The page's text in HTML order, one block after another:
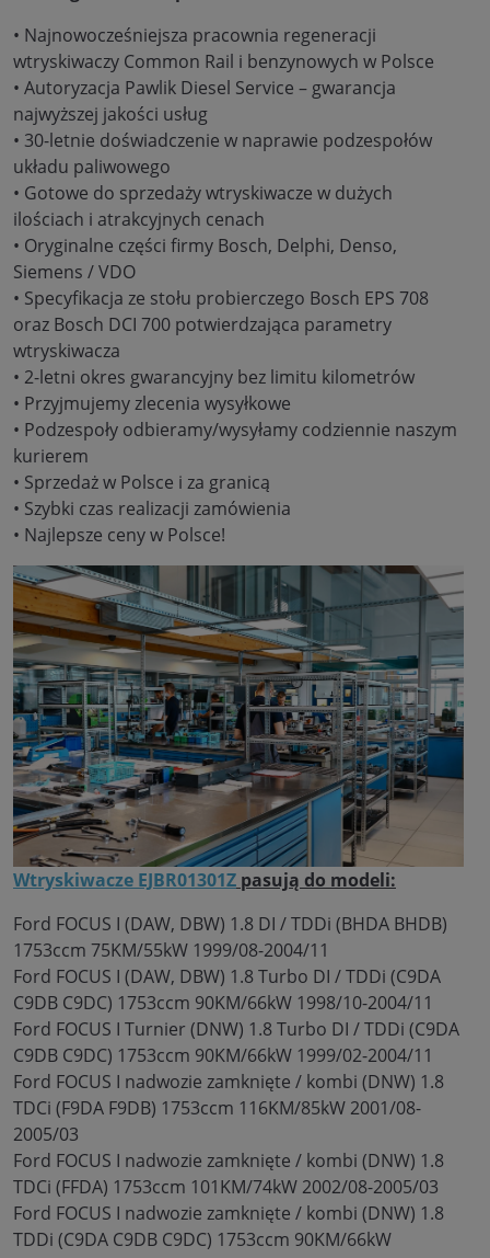
• Najnowocześniejsza pracownia regeneracji
wtryskiwaczy Common Rail i benzynowych w Polsce
• Autoryzacja Pawlik Diesel Service – gwarancja
najwyższej jakości usług
• 30-letnie doświadczenie w naprawie podzespołów
układu paliwowego
• Gotowe do sprzedaży wtryskiwacze w dużych
ilościach i atrakcyjnych cenach
• Oryginalne części firmy Bosch, Delphi, Denso,
Siemens / VDO
• Specyfikacja ze stołu probierczego Bosch EPS 708
oraz Bosch DCI 700 potwierdzająca parametry
wtryskiwacza
• 2-letni okres gwarancyjny bez limitu kilometrów
• Przyjmujemy zlecenia wysyłkowe
• Podzespoły odbieramy/wysyłamy codziennie naszym
kurierem
• Sprzedaż w Polsce i za granicą
• Szybki czas realizacji zamówienia
• Najlepsze ceny w Polsce!
Wtryskiwacze EJBR01301Z pasują do modeli:
Ford FOCUS I (DAW, DBW) 1.8 DI / TDDi (BHDA BHDB)
1753ccm 75KM/55kW 1999/08-2004/11
Ford FOCUS I (DAW, DBW) 1.8 Turbo DI / TDDi (C9DA
C9DB C9DC) 1753ccm 90KM/66kW 1998/10-2004/11
Ford FOCUS I Turnier (DNW) 1.8 Turbo DI / TDDi (C9DA
C9DB C9DC) 1753ccm 90KM/66kW 1999/02-2004/11
Ford FOCUS I nadwozie zamknięte / kombi (DNW) 1.8
TDCi (F9DA F9DB) 1753ccm 116KM/85kW 2001/08-
2005/03
Ford FOCUS I nadwozie zamknięte / kombi (DNW) 1.8
TDCi (FFDA) 1753ccm 101KM/74kW 2002/08-2005/03
Ford FOCUS I nadwozie zamknięte / kombi (DNW) 1.8
TDDi (C9DA C9DB C9DC) 1753ccm 90KM/66kW